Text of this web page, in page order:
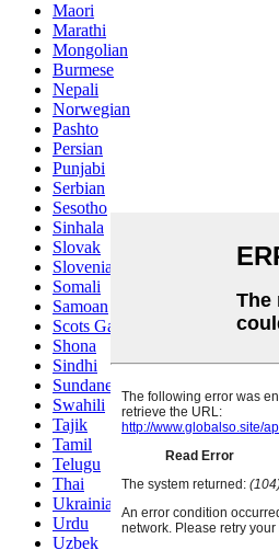
Maori
Marathi
Mongolian
Burmese
Nepali
Norwegian
Pashto
Persian
Punjabi
Serbian
Sesotho
Sinhala
Slovak
Slovenian
Somali
Samoan
Scots Gaelic
Shona
Sindhi
Sundanese
Swahili
Tajik
Tamil
Telugu
Thai
Ukrainian
Urdu
Uzbek